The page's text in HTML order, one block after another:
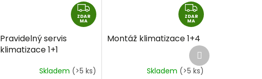
Z
D
A
ZDAR
MA
Pravidelný servis
klimatizace 1+1
Skladem (>5 ks)
Z
D
R
M
A
ZDAR
MA
Montáž klimatizace 1+4
Skladem (>5 ks)
Další
produkt